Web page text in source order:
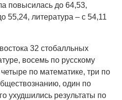
повысилась до 64,53,
55,24, литература – с 54,11
32 стобалльных
восемь по русскому
по математике, три по
один по
ухудшились результаты по